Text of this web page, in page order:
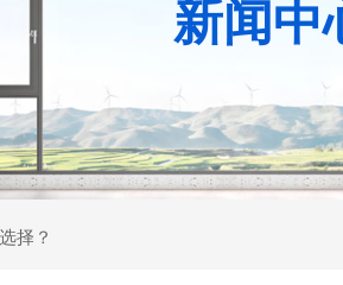
新闻中
择？